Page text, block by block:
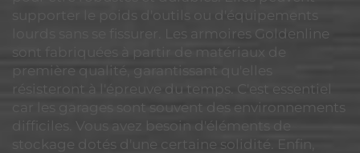
supporter le poids d'outils ou d'équipements
lourds sans se fissurer. Les armoires Goldenline
sont fabriquées à partir de matériaux de
première qualité, garantissant qu'elles
résisteront à l'épreuve du temps. C'est essentiel
car les garages sont souvent des environnements
difficiles. Vous avez besoin d'éléments de
stockage dotés d'une certaine solidité. Enfin,